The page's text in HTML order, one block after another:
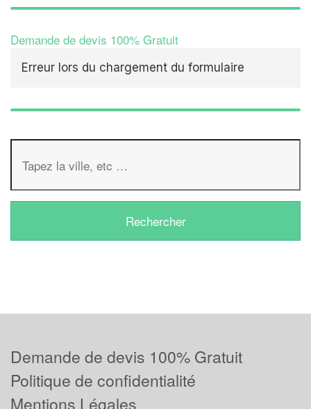
Demande de devis 100% Gratuit
Erreur lors du chargement du formulaire
Demande de devis 100% Gratuit
Politique de confidentialité
Mentions Légales